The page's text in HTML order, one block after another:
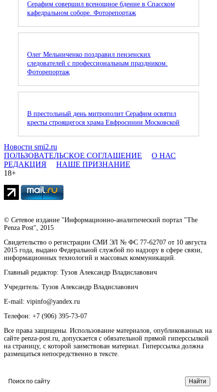
Серафим совершил всенощное бдение в Спасском
кафедральном соборе. Фоторепортаж
Олег Мельниченко поздравил пензенских
следователей с профессиональным праздником.
Фоторепортаж
В престольный день митрополит Серафим освятил
кресты строящегося храма Евфросинии Московской
Новости smi2.ru
ПОЛЬЗОВАТЕЛЬСКОЕ СОГЛАШЕНИЕ
О НАС
РЕДАКЦИЯ
НАШЕ ПРИЗНАНИЕ
18+
© Сетевое издание "Информационно-аналитический портал "The
Penza Post", 2015
Свидетельство о регистрации СМИ ЭЛ № ФС 77-62707 от 10 августа
2015 года, выдано Федеральной службой по надзору в сфере связи,
информационных технологий и массовых коммуникаций.
Главный редактор: Тузов Александр Владиславович
Учредитель: Тузов Александр Владиславович
E-mail: vipinfo@yandex.ru
Телефон: +7 (906) 395-73-07
Все права защищены. Использование материалов, опубликованных на
сайте penza-post.ru, допускается с обязательной прямой гиперссылкой
на страницу, с которой заимствован материал. Гиперссылка должна
размещаться непосредственно в тексте.